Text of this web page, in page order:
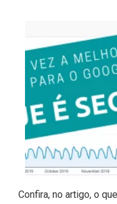
Confira, no artigo, o